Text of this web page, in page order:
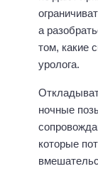
а
том, какие
уролога.
ночные
которые